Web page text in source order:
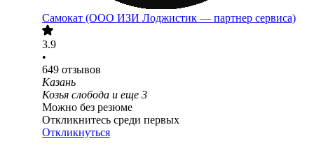
Самокат (ООО ИЗИ Лоджистик — партнер сервиса)
3.9
•
649 отзывов
Казань
Козья слобода и еще 3
Можно без резюме
Откликнитесь среди первых
Откликнуться